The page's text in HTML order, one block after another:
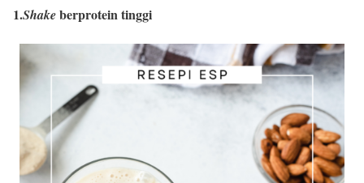
1.Shakeberprotein tinggi